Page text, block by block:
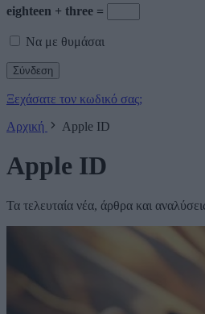
eighteen + three =
Να με θυμάσαι
Ξεχάσατε τον κωδικό σας;
Αρχική
Apple ID
Apple ID
Τα τελευταία νέα, άρθρα και